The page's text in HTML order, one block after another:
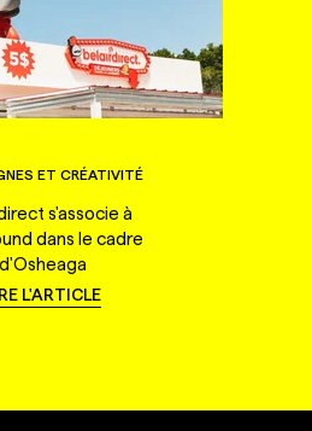
ET CRÉATIVITÉ
s'associe à
dans le cadre
d'Osheaga
L'ARTICLE